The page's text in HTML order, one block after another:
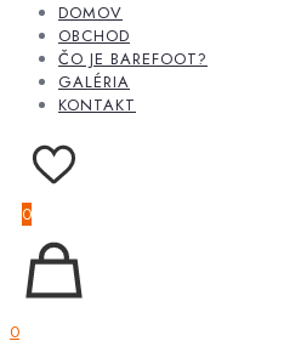
DOMOV
OBCHOD
ČO JE BAREFOOT?
GALÉRIA
KONTAKT
0
0